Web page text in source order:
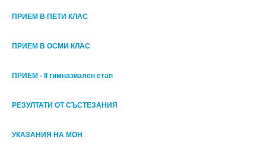
ПРИЕМ В ПЕТИ КЛАС
ПРИЕМ В ОСМИ КЛАС
ПРИЕМ - II гимназиален етап
РЕЗУЛТАТИ ОТ СЪСТЕЗАНИЯ
УКАЗАНИЯ НА МОН